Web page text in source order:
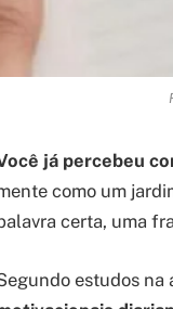
já percebeu
como um
certa, uma
estudos na